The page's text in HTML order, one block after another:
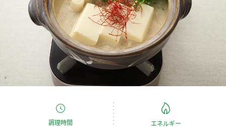
お酢ドリンク ぽん酢
みりん風・料理酒 鍋用調味料
ブランド・スペシャルサイト
ブランド・スペシャルサイト トップ
商品ブランドサイト
Fibee（ファイビー）
カンタン酢
企業情報
国内事業概要
ミツカングループについて
調理時間 エネルギー